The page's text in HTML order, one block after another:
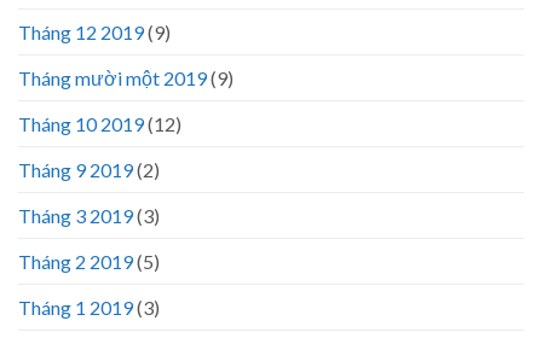
Tháng 12 2019(9)
Tháng mười một 2019(9)
Tháng 10 2019(12)
Tháng 9 2019(2)
Tháng 3 2019(3)
Tháng 2 2019(5)
Tháng 1 2019(3)